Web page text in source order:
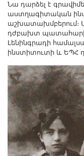
Նա դարձել է
աստղագիտական
աշխատախմբերում։
դժբախտ
Լենինգրադի
ինստիտուտի և ԵՊՀ